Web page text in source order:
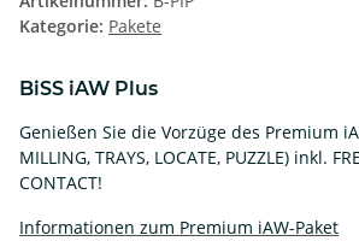
Kategorie: Pakete
BiSS iAW Plus
Genießen Sie die Vorzüge des Premium
MILLING, TRAYS, LOCATE, PUZZLE) inkl.
CONTACT!
Informationen zum Premium iAW-Paket